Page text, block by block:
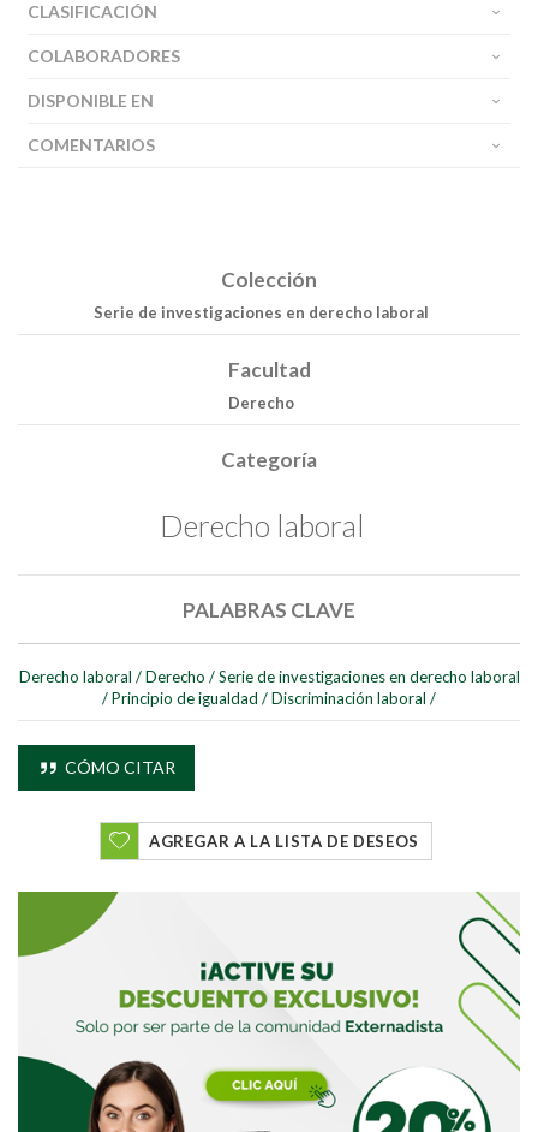
Buscar
CLASIFICACIÓN
COLABORADORES
DISPONIBLE EN
COMENTARIOS
Colección
Serie de investigaciones en derecho laboral
Facultad
Derecho
Categoría
Derecho laboral
PALABRAS CLAVE
Derecho laboral / Derecho / Serie de investigaciones en derecho laboral
/Principio de igualdad /Discriminación laboral /
CÓMO CITAR
AGREGAR A LA LISTA DE DESEOS